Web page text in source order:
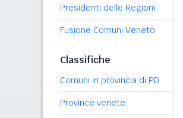
Presidenti delle Regioni
Fusione Comuni Veneto
Classifiche
Comuni in provincia di PD
Province venete